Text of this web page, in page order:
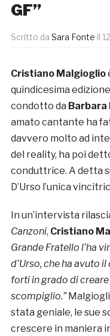
GF”
Scritto da Sara Fonte il
Cristiano Malgioglio
quindicesima edizione
condotto da Barbara
amato cantante ha
davvero molto ad
del reality, ha poi
conduttrice. A detta
D’Urso l’unica
In un’intervista
Canzoni, Cristiano
Grande Fratello l’ha
d’Urso, che ha avuto
forti in grado di
scompiglio.”
stata geniale, le sue
crescere in maniera